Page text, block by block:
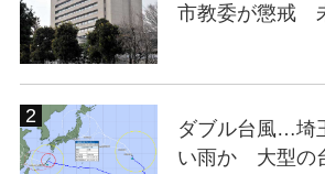
市教委が懲戒
ダブル台風…埼
い雨か 大型の